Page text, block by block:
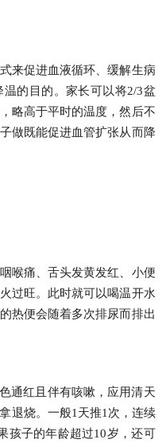
促进血液循环、缓解生病
的目的。家长可以将2/3盆
略高于平时的温度，然后不
做既能促进血管扩张从而降
喉痛、舌头发黄发红、小便
过旺。此时就可以喝温开水
热便会随着多次排尿而排出
通红且伴有咳嗽，应用清天
退烧。一般1天推1次，连续
孩子的年龄超过10岁，还可